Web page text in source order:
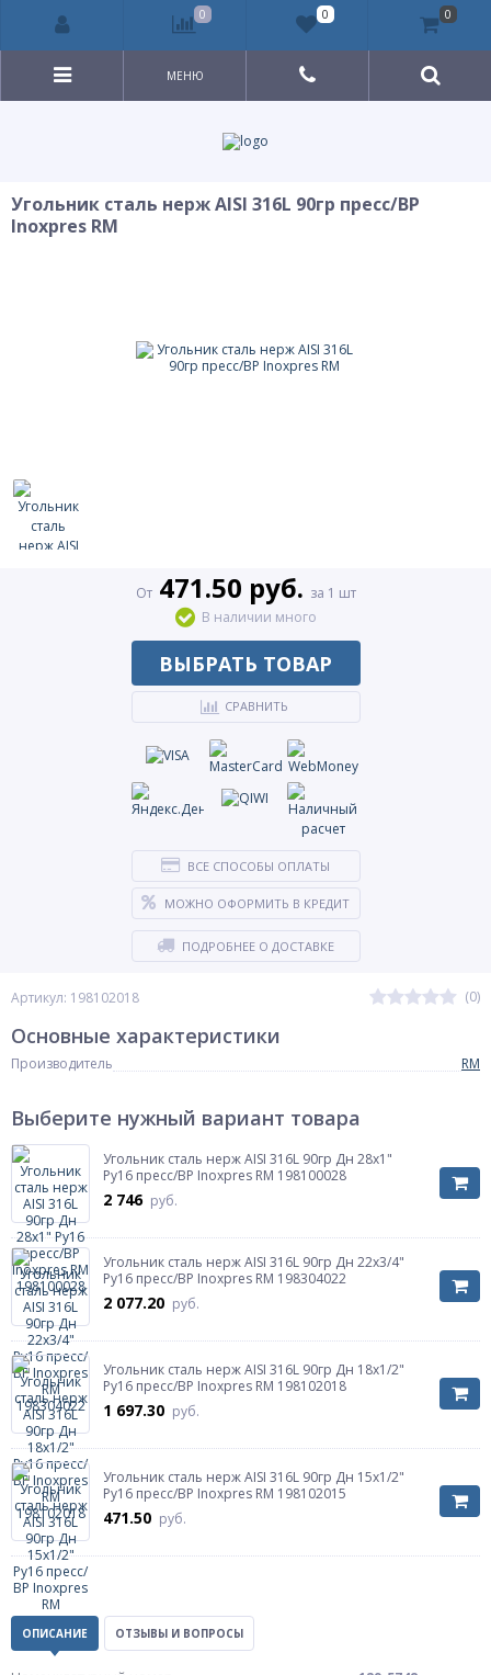
МЕНЮ
Угольник сталь нерж AISI 316L 90гр пресс/ВР
Inoxpres RM
Артикул: 198102018 (0)
От471.50 руб. за 1 шт
В наличии много
ВЫБРАТЬ ТОВАР
СРАВНИТЬ
ВСЕ СПОСОБЫ ОПЛАТЫ
МОЖНО ОФОРМИТЬ В КРЕДИТ
ПОДРОБНЕЕ О ДОСТАВКЕ
Основные характеристики
Производитель RM
Выберите нужный вариант товара
Угольник сталь нерж AISI 316L 90гр Дн 28х1"
Ру16 пресс/ВР Inoxpres RM 198100028
2 746 руб.
Угольник сталь нерж AISI 316L 90гр Дн 22х3/4"
Ру16 пресс/ВР Inoxpres RM 198304022
2 077.20 руб.
Угольник сталь нерж AISI 316L 90гр Дн 18х1/2"
Ру16 пресс/ВР Inoxpres RM 198102018
1 697.30 руб.
Угольник сталь нерж AISI 316L 90гр Дн 15х1/2"
Ру16 пресс/ВР Inoxpres RM 198102015
471.50 руб.
ОПИСАНИЕ ОТЗЫВЫ И ВОПРОСЫ
0 0 0